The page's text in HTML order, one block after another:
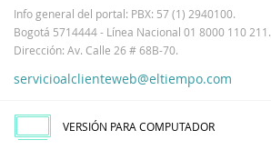
Info general del portal: PBX: 57 (1) 2940100.
Bogotá 5714444 - Línea Nacional 01 8000 110 211.
Dirección: Av. Calle 26 # 68B-70.
servicioalclienteweb@eltiempo.com
VERSIÓN PARA COMPUTADOR